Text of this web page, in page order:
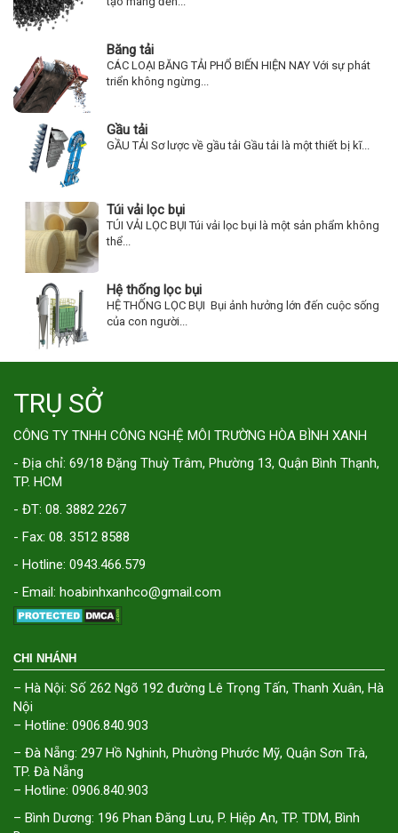
Băng tải
CÁC LOẠI BĂNG TẢI PHỔ BIẾN HIỆN NAY Với sự phát
triển không ngừng...
Gầu tải
GẦU TẢI Sơ lược về gầu tải Gầu tải là một thiết bị kĩ...
Túi vải lọc bụi
TÚI VẢI LỌC BỤI Túi vải lọc bụi là một sản phẩm không
thể...
Hệ thống lọc bụi
HỆ THỐNG LỌC BỤI Bụi ảnh hưởng lớn đến cuộc sống
của con người...
TRỤ SỞ
CÔNG TY TNHH CÔNG NGHỆ MÔI TRƯỜNG HÒA BÌNH XANH
- Địa chỉ: 69/18 Đặng Thuỳ Trâm, Phường 13, Quận Bình Thạnh,
TP. HCM
- ĐT: 08. 3882 2267
- Fax: 08. 3512 8588
- Hotline: 0943.466.579
- Email: hoabinhxanhco@gmail.com
CHI NHÁNH
– Hà Nội: Số 262 Ngõ 192 đường Lê Trọng Tấn, Thanh Xuân, Hà
Nội
– Hotline: 0906.840.903
– Đà Nẵng: 297 Hồ Nghinh, Phường Phước Mỹ, Quận Sơn Trà,
TP. Đà Nẵng
– Hotline: 0906.840.903
– Bình Dương: 196 Phan Đăng Lưu, P. Hiệp An, TP. TDM, Bình